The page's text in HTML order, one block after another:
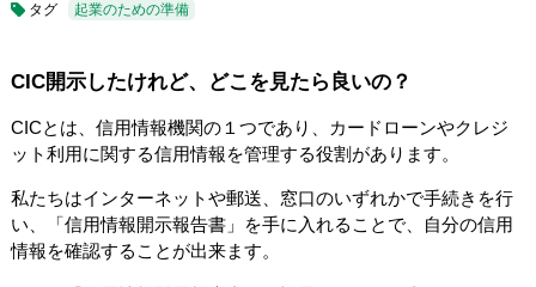
タグ 起業のための準備
CIC開示したけれど、どこを見たら良いの？
CICとは、信用情報機関の１つであり、カードローンやクレジ
ット利用に関する信用情報を管理する役割があります。
私たちはインターネットや郵送、窓口のいずれかで手続きを行
い、「信用情報開示報告書」を手に入れることで、自分の信用
情報を確認することが出来ます。